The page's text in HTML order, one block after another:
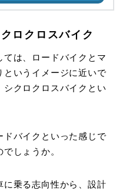
ロクロスバイク
ては、ロードバイクとマ
というイメージに近いで
クロクロスバイクとい
ドバイクといった感じで
しょうか。
に乗る志向性から、設計